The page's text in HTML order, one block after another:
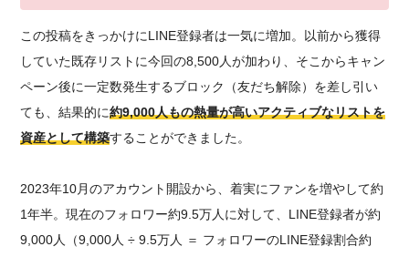
この投稿をきっかけにLINE登録者は一気に増加。以前から獲得
していた既存リストに今回の8,500人が加わり、そこからキャン
ペーン後に一定数発生するブロック（友だち解除）を差し引い
ても、結果的に約9,000人もの熱量が高いアクティブなリストを
資産として構築することができました。
2023年10月のアカウント開設から、着実にファンを増やして約
1年半。現在のフォロワー約9.5万人に対して、LINE登録者が約
9,000人（9,000人 ÷ 9.5万人 ＝ フォロワーのLINE登録割合約